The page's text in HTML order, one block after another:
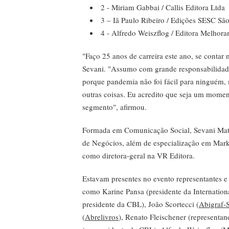
2 - Miriam Gabbai / Callis Editora Ltda
3 – Iã Paulo Ribeiro / Edições SESC
4 - Alfredo Weiszflog / Editora
"Faço 25 anos de carreira este ano, se
Sevani. "Assumo com grande
porque pandemia não foi fácil para ninguém,
outras coisas. Eu acredito que seja um
segmento", afirmou.
Formada em Comunicação Social, Sevani
de Negócios, além de especialização em
como diretora-geral na VR Editora.
Estavam presentes no evento representantes
como Karine Pansa (presidente da
presidente da CBL), João Scortecci (Abigraf-
(Abrelivros), Renato Fleischener